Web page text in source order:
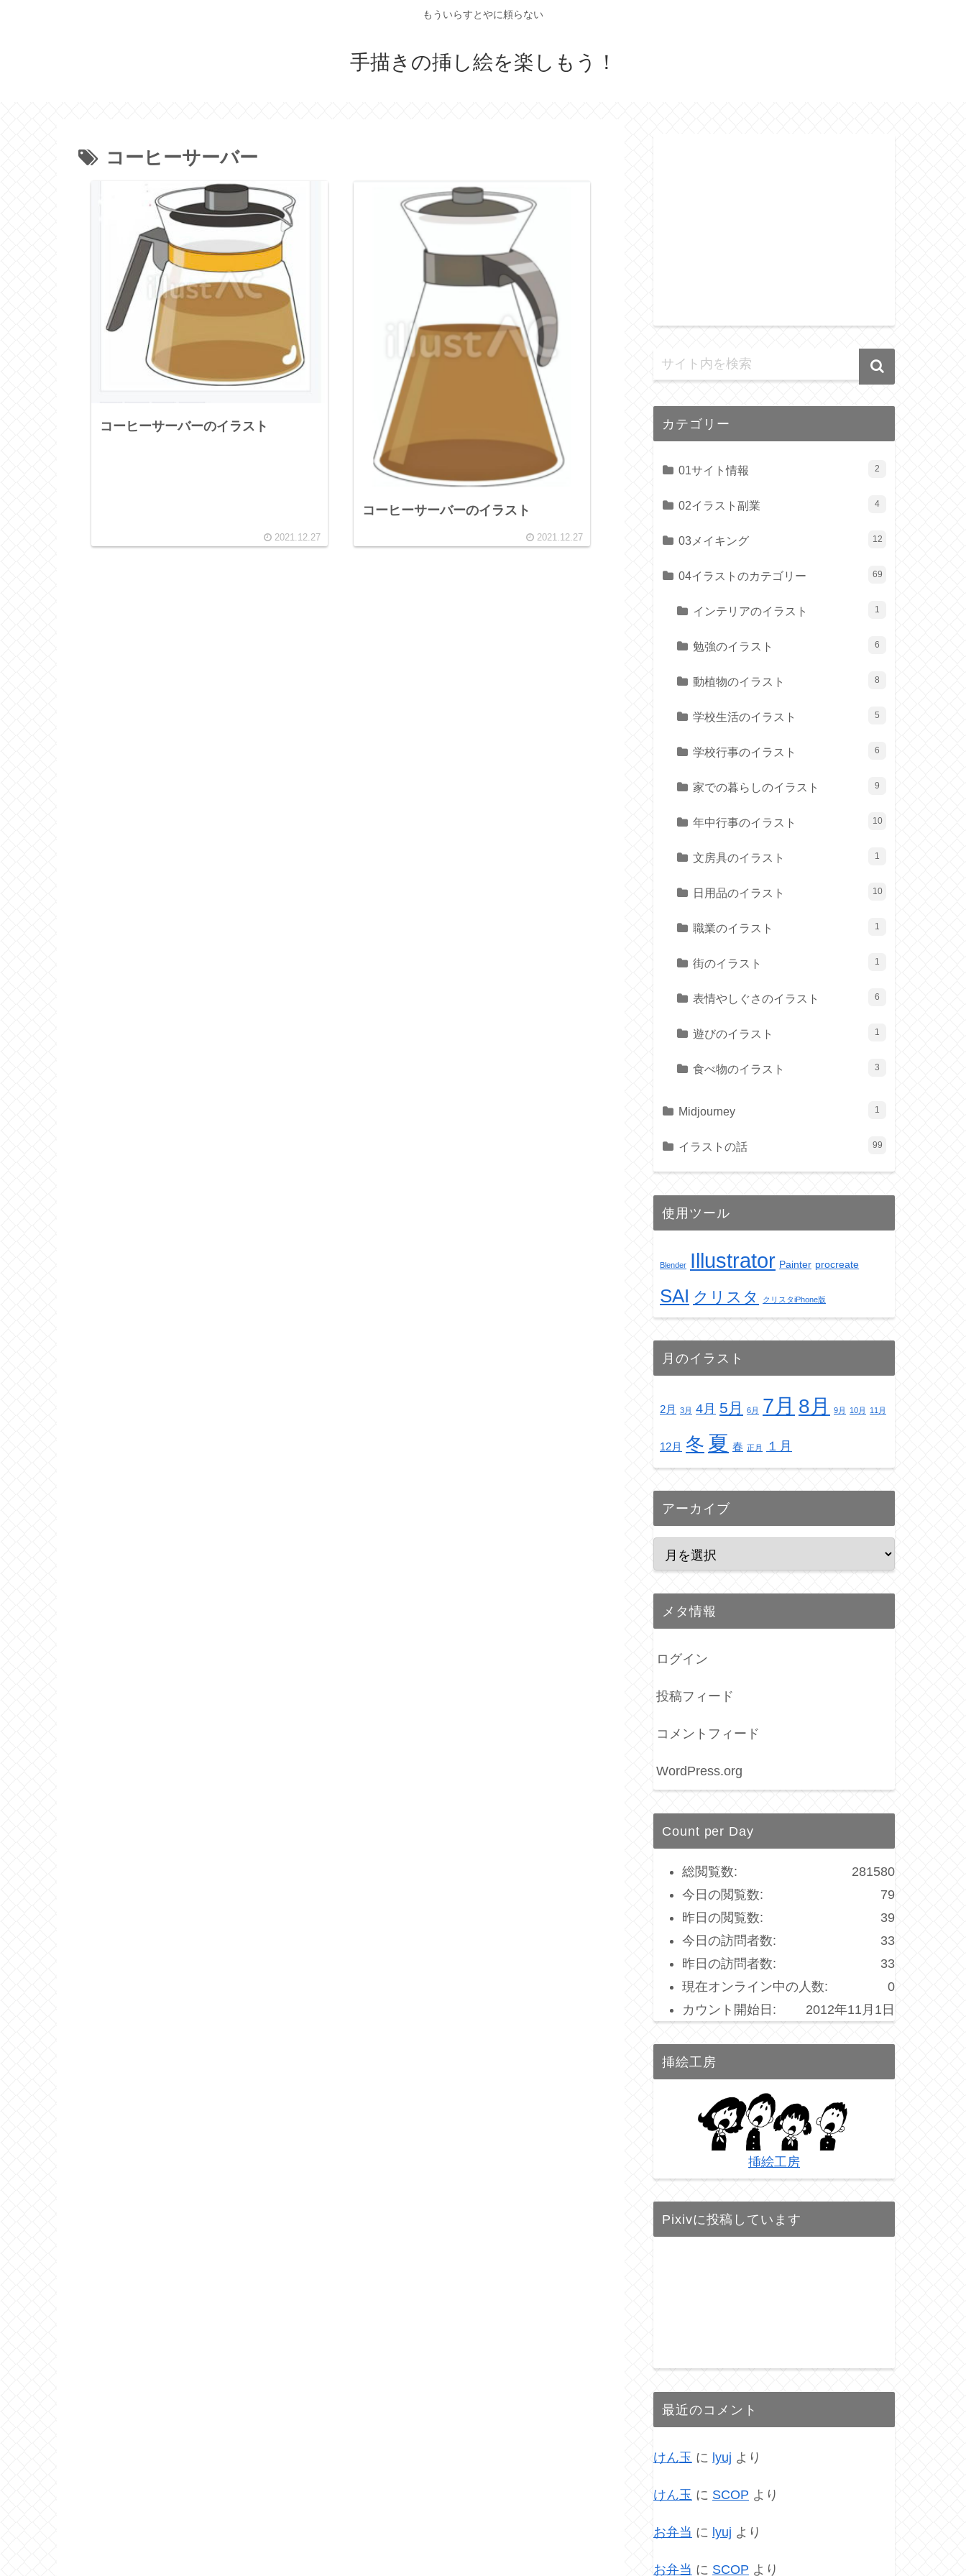
もういらすとやに頼らない
手描きの挿し絵を楽しもう！
コーヒーサーバー
コーヒーサーバーのイラスト
2021.12.27
コーヒーサーバーのイラスト
2021.12.27
カテゴリー
01サイト情報 2
02イラスト副業 4
03メイキング 12
04イラストのカテゴリー 69
インテリアのイラスト 1
勉強のイラスト 6
動植物のイラスト 8
学校生活のイラスト 5
学校行事のイラスト 6
家での暮らしのイラスト 9
年中行事のイラスト 10
文房具のイラスト 1
日用品のイラスト 10
職業のイラスト 1
街のイラスト 1
表情やしぐさのイラスト 6
遊びのイラスト 1
食べ物のイラスト 3
Midjourney 1
イラストの話 99
使用ツール
Blender Illustrator Painter procreate
SAI クリスタ クリスタiPhone版
月のイラスト
2月 3月 4月 5月 6月 7月 8月 9月 10月 11月
12月 冬 夏 春 正月 １月
アーカイブ
メタ情報
ログイン
投稿フィード
コメントフィード
WordPress.org
Count per Day
281580
総閲覧数:
79
今日の閲覧数:
39
昨日の閲覧数:
33
今日の訪問者数:
33
昨日の訪問者数:
0
現在オンライン中の人数:
2012年11月1日
カウント開始日:
挿絵工房
挿絵工房
Pixivに投稿しています
最近のコメント
けん玉 に lyuj より
けん玉 に SCOP より
お弁当 に lyuj より
お弁当 に SCOP より